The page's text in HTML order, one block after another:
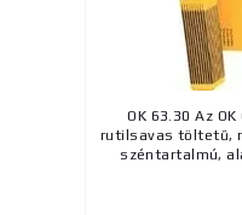
15.
OK 63.30 Az
rutilsavas töltetű,
széntartalmú,